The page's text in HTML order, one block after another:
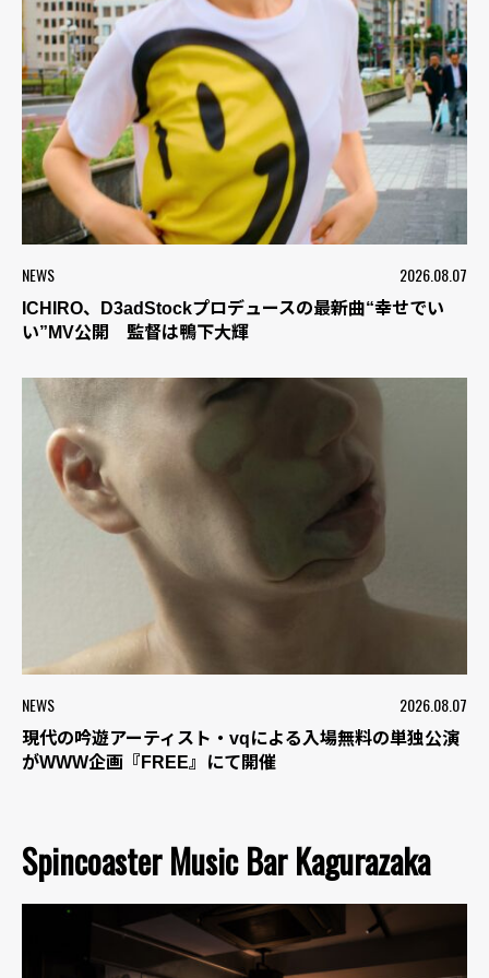
NEWS 2026.08.07
ICHIRO、D3adStockプロデュースの最新曲“幸せでい
い”MV公開 監督は鴨下大輝
NEWS 2026.08.07
現代の吟遊アーティスト・vqによる入場無料の単独公演
がWWW企画『FREE』にて開催
Spincoaster Music Bar Kagurazaka